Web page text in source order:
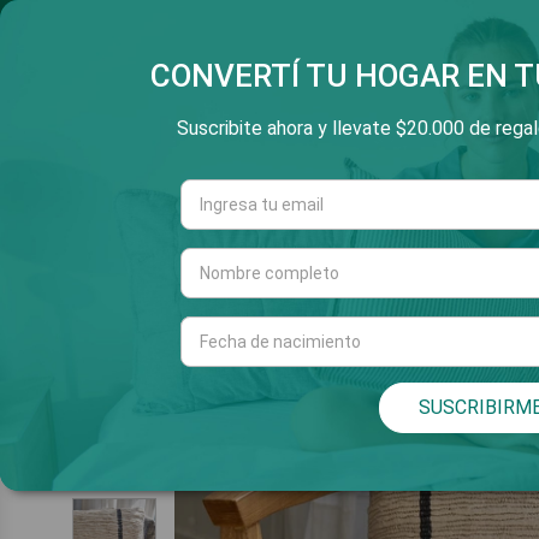
SALTAR
3 Y 6 CUOTAS SIN
Cuarto Living
CONVERTÍ TU HOGAR EN
Suscribite ahora y llevate $20.000 de